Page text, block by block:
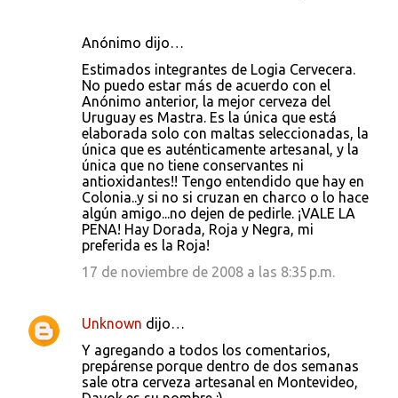
Anónimo dijo…
Estimados integrantes de Logia Cervecera.
No puedo estar más de acuerdo con el
Anónimo anterior, la mejor cerveza del
Uruguay es Mastra. Es la única que está
elaborada solo con maltas seleccionadas, la
única que es auténticamente artesanal, y la
única que no tiene conservantes ni
antioxidantes!! Tengo entendido que hay en
Colonia..y si no si cruzan en charco o lo hace
algún amigo...no dejen de pedirle. ¡VALE LA
PENA! Hay Dorada, Roja y Negra, mi
preferida es la Roja!
17 de noviembre de 2008 a las 8:35 p.m.
Unknown dijo…
Y agregando a todos los comentarios,
prepárense porque dentro de dos semanas
sale otra cerveza artesanal en Montevideo,